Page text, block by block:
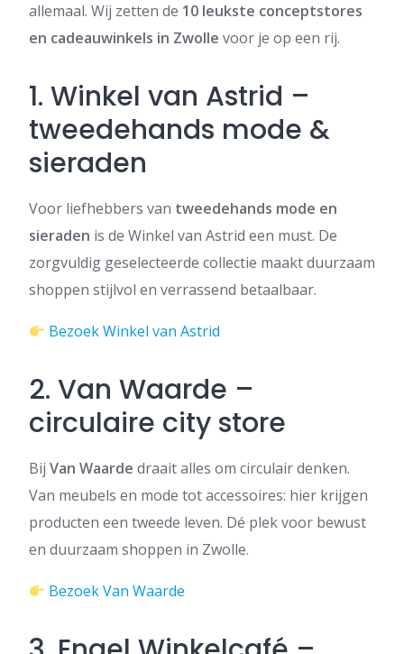
allemaal. Wij zetten de 10 leukste conceptstores
en cadeauwinkels in Zwolle voor je op een rij.
1. Winkel van Astrid –
tweedehands mode &
sieraden
Voor liefhebbers van tweedehands mode en
sieraden is de Winkel van Astrid een must. De
zorgvuldig geselecteerde collectie maakt duurzaam
shoppen stijlvol en verrassend betaalbaar.
Bezoek Winkel van Astrid
2. Van Waarde –
circulaire city store
Bij Van Waarde draait alles om circulair denken.
Van meubels en mode tot accessoires: hier krijgen
producten een tweede leven. Dé plek voor bewust
en duurzaam shoppen in Zwolle.
Bezoek Van Waarde